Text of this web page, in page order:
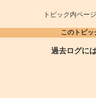
トピック内ペ
このトピッ
過去ログに